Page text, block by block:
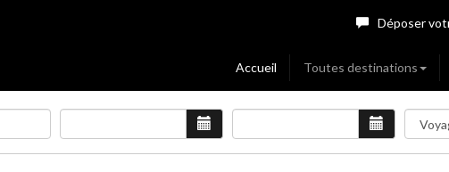
Déposer
Accueil Toutes destinations